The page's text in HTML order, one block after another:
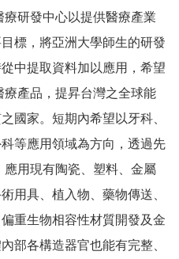
研發中心以提供醫療產業
標，將亞洲大學師生的研發
中提取資料加以應用，希望
產品，提昇台灣之全球能
國家。短期內希望以牙科、
等應用領域為方向，透過先
用現有陶瓷、塑料、金屬
用具、植入物、藥物傳送、
重生物相容性材質開發及金
部各構造器官也能有完整、